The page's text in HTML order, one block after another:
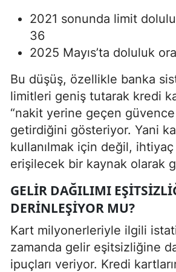
2021 sonunda limit
36
2025 Mayıs’ta doluluk
Bu düşüş, özellikle banka
limitleri geniş tutarak kredi
“nakit yerine geçen güvence
getirdiğini gösteriyor. Yani
kullanılmak için değil,
erişilecek bir kaynak olarak
GELIR DAĞILIMI
DERINLEŞIYOR MU?
Kart milyonerleriyle ilgili
zamanda gelir eşitsizliğine
ipuçları veriyor. Kredi